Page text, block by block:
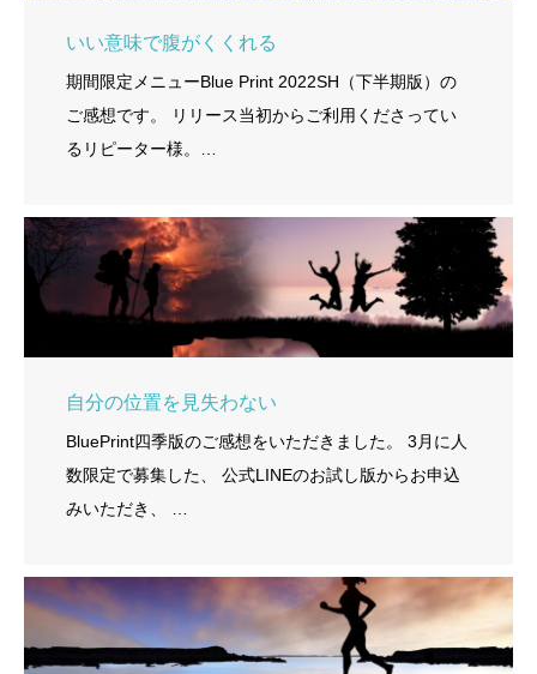
いい意味で腹がくくれる
期間限定メニューBlue Print 2022SH（下半期版）の
ご感想です。 リリース当初からご利用くださってい
るリピーター様。…
自分の位置を見失わない
BluePrint四季版のご感想をいただきました。 3月に人
数限定で募集した、 公式LINEのお試し版からお申込
みいただき、 …